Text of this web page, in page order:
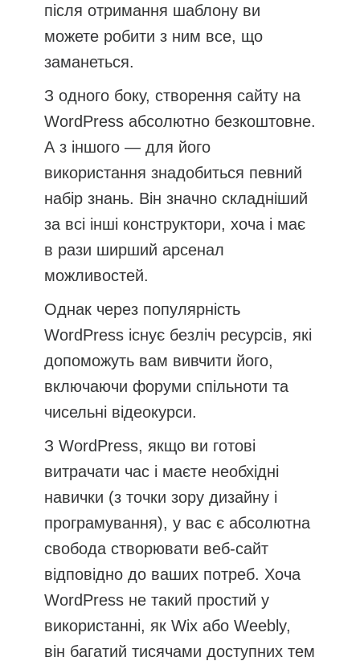
після отримання шаблону ви
можете робити з ним все, що
заманеться.
З одного боку, створення сайту на
WordPress абсолютно безкоштовне.
А з іншого — для його
використання знадобиться певний
набір знань. Він значно складніший
за всі інші конструктори, хоча і має
в рази ширший арсенал
можливостей.
Однак через популярність
WordPress існує безліч ресурсів, які
допоможуть вам вивчити його,
включаючи форуми спільноти та
чисельні відеокурси.
З WordPress, якщо ви готові
витрачати час і маєте необхідні
навички (з точки зору дизайну і
програмування), у вас є абсолютна
свобода створювати веб-сайт
відповідно до ваших потреб. Хоча
WordPress не такий простий у
використанні, як Wix або Weebly,
він багатий тисячами доступних тем